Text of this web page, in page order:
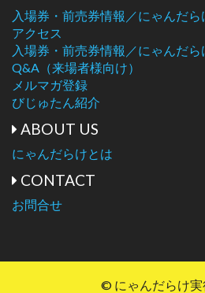
入場券・前売券情報／にゃんだら
アクセス
入場券・前売券情報／にゃんだら
Q&A（来場者様向け）
メルマガ登録
びじゅたん紹介
ABOUT US
にゃんだらけとは
CONTACT
お問合せ
© にゃんだらけ実